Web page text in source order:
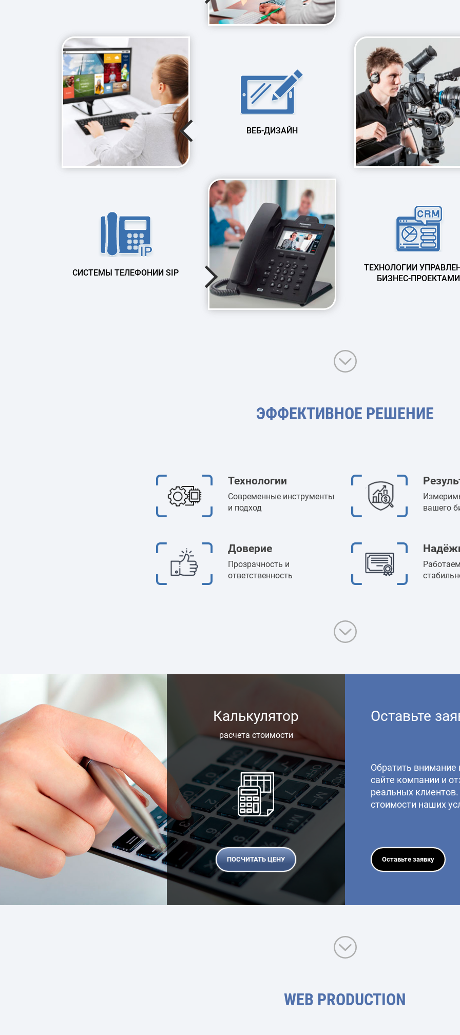
ВЕБ-ДИЗАЙН
СИСТЕМЫ ТЕЛЕФОНИИ SIP
ТЕХНОЛОГИИ
БИЗНЕС-ПРОЕКТАМИ
ЭФФЕКТИВНОЕ РЕШЕНИЕ
Технологии
Современные инструменты
и подход
вашего
Доверие
Прозрачность и
ответственность
Калькулятор
расчета стоимости
ПОСЧИТАТЬ ЦЕНУ
Оставьте
Обратить
сайте компании и
реальных
стоимости наших
Оставьте заявку
WEB PRODUCTION